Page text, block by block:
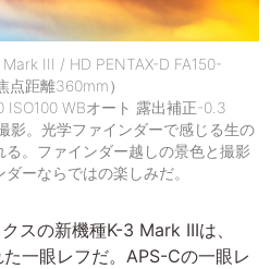
III / HD PENTAX-D FA150-
点距離360mm）
WBオート 露出補正-0.3
影。光学ファインダーで感じる生の
。ファインダー越しの景色と撮影
ーならではの楽しみだ。
スの新機種K-3 Mark IIIは、
一眼レフだ。APS-Cの一眼レ